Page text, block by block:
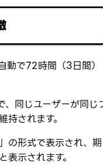
動で72時間（3日間）
同じユーザーが同じ
されます。
の形式で表示され、期
示されます。